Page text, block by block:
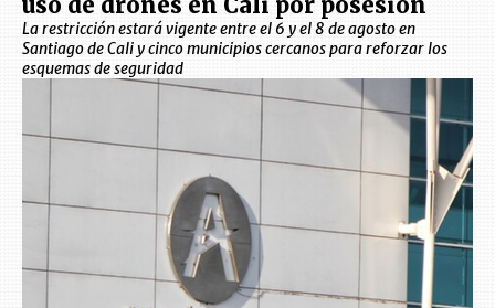
La restricción estará vigente entre el 6 y el 8 de agosto en
Santiago de Cali y cinco municipios cercanos para reforzar los
esquemas de seguridad